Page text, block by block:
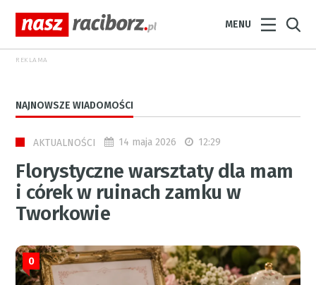
MENU
REKLAMA
NAJNOWSZE WIADOMOŚCI
AKTUALNOŚCI 14 maja 2026 12:29
Florystyczne warsztaty dla mam
i córek w ruinach zamku w
Tworkowie
0